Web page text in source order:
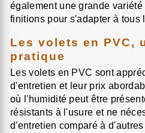
également une grande
finitions pour s'adapter à tous
Les volets en PVC,
pratique
Les volets en PVC sont
d'entretien et leur prix
où l'humidité peut être
résistants à l'usure et ne
d'entretien comparé à